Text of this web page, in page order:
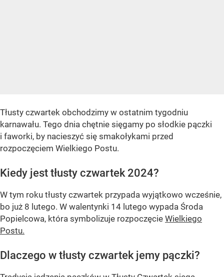
Tłusty czwartek obchodzimy w ostatnim tygodniu
karnawału. Tego dnia chętnie sięgamy po słodkie pączki
i faworki, by nacieszyć się smakołykami przed
rozpoczęciem Wielkiego Postu.
Kiedy jest tłusty czwartek 2024?
W tym roku tłusty czwartek przypada wyjątkowo wcześnie,
bo już 8 lutego. W walentynki 14 lutego wypada Środa
Popielcowa, która symbolizuje rozpoczęcie Wielkiego
Postu.
Dlaczego w tłusty czwartek jemy pączki?